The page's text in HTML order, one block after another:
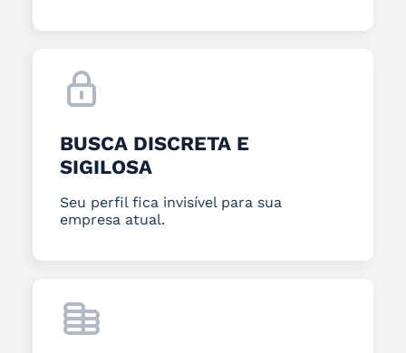
BUSCA DISCRETA E
SIGILOSA
Seu perfil fica invisível para sua
empresa atual.